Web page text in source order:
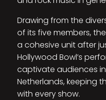
Drawing from the
of its five members,
a cohesive unit after
Hollywood Bowl’s
captivate audiences
Netherlands, keeping
with every show.